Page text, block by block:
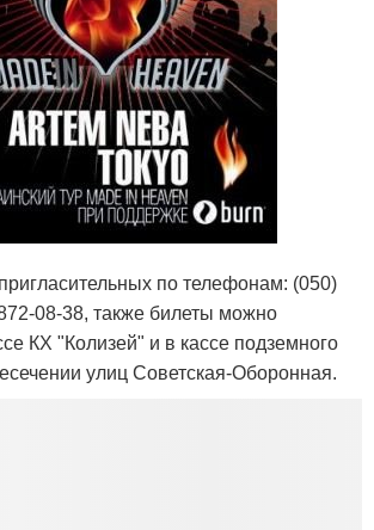
по телефонам: (050)
08-38, также билеты можно
КХ "Колизей" и в кассе подземного
улиц Советская-Оборонная.